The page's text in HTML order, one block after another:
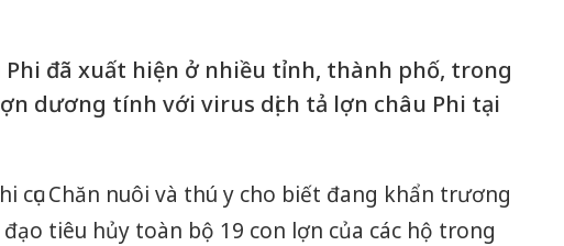
Phi đã xuất hiện ở nhiều tỉnh, thành phố, trong
dương tính với virus dịch tả lợn châu Phi tại
cục Chăn nuôi và thú y cho biết đang khẩn trương
tiêu hủy toàn bộ 19 con lợn của các hộ trong